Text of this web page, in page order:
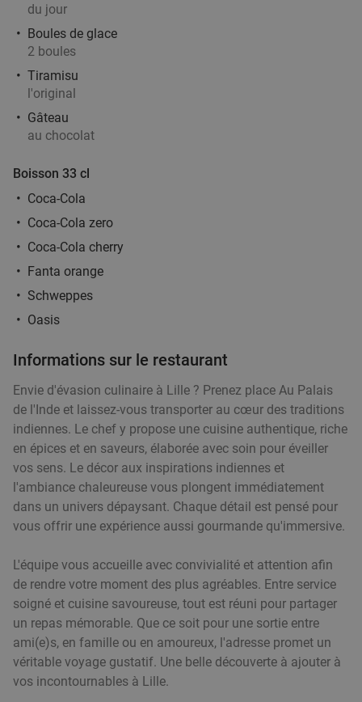
du jour
Boules de glace
2 boules
Tiramisu
l'original
Gâteau
au chocolat
Boisson 33 cl
Coca-Cola
Coca-Cola zero
Coca-Cola cherry
Fanta orange
Schweppes
Oasis
Informations sur le restaurant
Envie d'évasion culinaire à Lille ? Prenez place Au Palais
de l'Inde et laissez-vous transporter au cœur des traditions
indiennes. Le chef y propose une cuisine authentique, riche
en épices et en saveurs, élaborée avec soin pour éveiller
vos sens. Le décor aux inspirations indiennes et
l'ambiance chaleureuse vous plongent immédiatement
dans un univers dépaysant. Chaque détail est pensé pour
vous offrir une expérience aussi gourmande qu'immersive.
L'équipe vous accueille avec convivialité et attention afin
de rendre votre moment des plus agréables. Entre service
soigné et cuisine savoureuse, tout est réuni pour partager
un repas mémorable. Que ce soit pour une sortie entre
ami(e)s, en famille ou en amoureux, l'adresse promet un
véritable voyage gustatif. Une belle découverte à ajouter à
vos incontournables à Lille.